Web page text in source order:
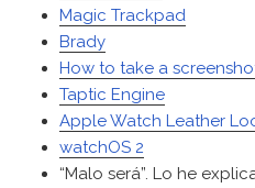
Magic Trackpad
Brady
How to take a
Taptic Engine
Apple Watch Leather
watchOS 2
“Malo será”. Lo he